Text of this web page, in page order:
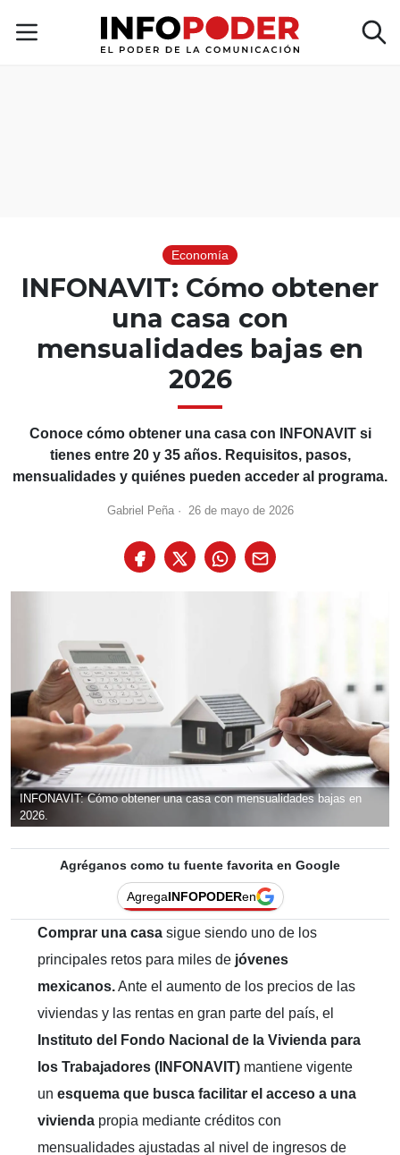
Economía
INFONAVIT: Cómo obtener
una casa con
mensualidades bajas en
2026
Conoce cómo obtener una casa con INFONAVIT si
tienes entre 20 y 35 años. Requisitos, pasos,
mensualidades y quiénes pueden acceder al programa.
Gabriel Peña· 26 de mayo de 2026
INFONAVIT: Cómo obtener una casa con mensualidades bajas en
2026.
Agréganos como tu fuente favorita en Google
AgregaINFOPODERen
Comprar una casa sigue siendo uno de los
principales retos para miles de jóvenes
mexicanos.Ante el aumento de los precios de las
viviendas y las rentas en gran parte del país, el
Instituto del Fondo Nacional de la Vivienda para
los Trabajadores (INFONAVIT) mantiene vigente
un esquema que busca facilitar el acceso a una
vivienda propia mediante créditos con
mensualidades ajustadas al nivel de ingresos de